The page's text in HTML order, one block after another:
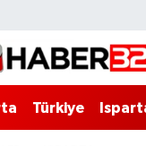
Türkiye
Eczaneler
Durumu